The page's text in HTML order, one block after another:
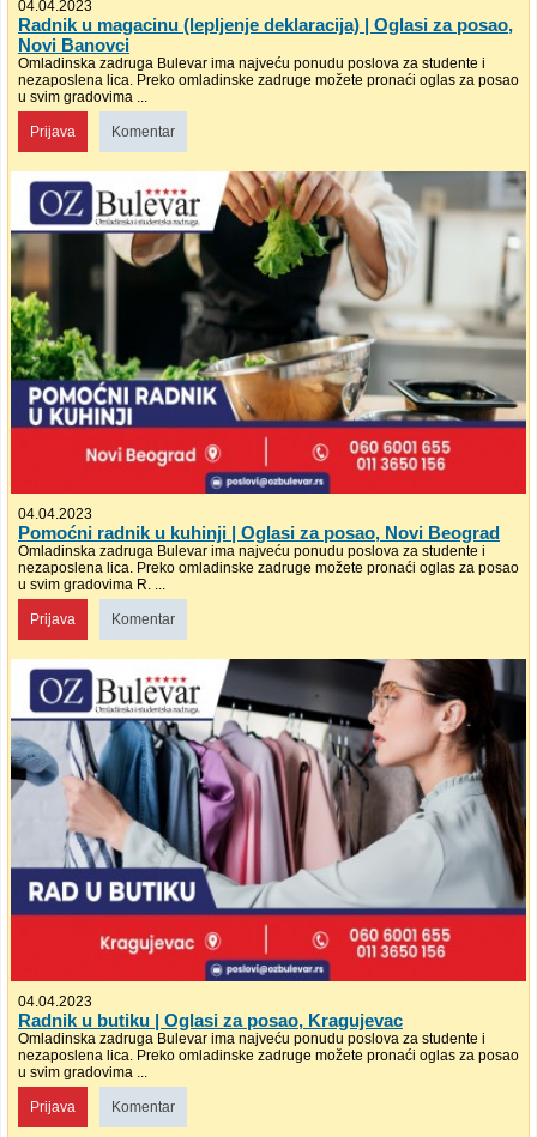
04.04.2023
Radnik u magacinu (lepljenje deklaracija) | Oglasi za posao,
Novi Banovci
Omladinska zadruga Bulevar ima najveću ponudu poslova za studente i
nezaposlena lica. Preko omladinske zadruge možete pronaći oglas za posao
u svim gradovima ...
Prijava Komentar
04.04.2023
Pomoćni radnik u kuhinji | Oglasi za posao, Novi Beograd
Omladinska zadruga Bulevar ima najveću ponudu poslova za studente i
nezaposlena lica. Preko omladinske zadruge možete pronaći oglas za posao
u svim gradovima R. ...
Prijava Komentar
04.04.2023
Radnik u butiku | Oglasi za posao, Kragujevac
Omladinska zadruga Bulevar ima najveću ponudu poslova za studente i
nezaposlena lica. Preko omladinske zadruge možete pronaći oglas za posao
u svim gradovima ...
Prijava Komentar